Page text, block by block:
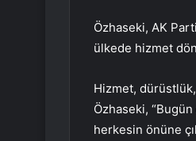
Özhaseki, AK
ülkede hizmet
Hizmet,
Özhaseki,
herkesin önüne